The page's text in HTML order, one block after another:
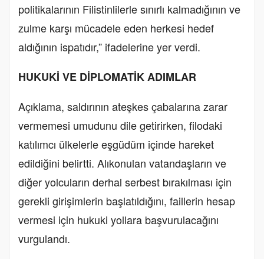
politikalarının Filistinlilerle sınırlı kalmadığının ve
zulme karşı mücadele eden herkesi hedef
aldığının ispatıdır,” ifadelerine yer verdi.
HUKUKİ VE DİPLOMATİK ADIMLAR
Açıklama, saldırının ateşkes çabalarına zarar
vermemesi umudunu dile getirirken, filodaki
katılımcı ülkelerle eşgüdüm içinde hareket
edildiğini belirtti. Alıkonulan vatandaşların ve
diğer yolcuların derhal serbest bırakılması için
gerekli girişimlerin başlatıldığını, faillerin hesap
vermesi için hukuki yollara başvurulacağını
vurgulandı.